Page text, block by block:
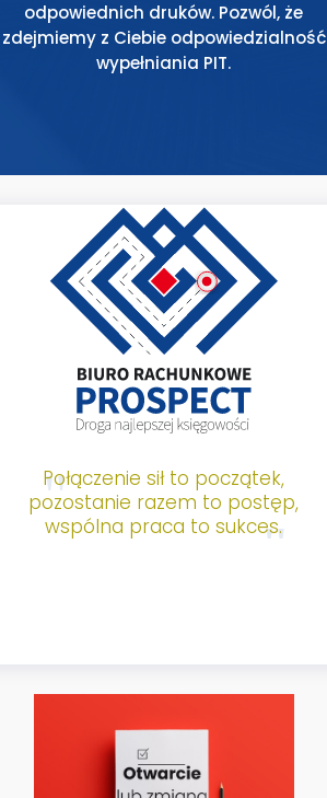
odpowiednich druków. Pozwól, że
zdejmiemy z Ciebie odpowiedzialność
wypełniania PIT.
Połączenie sił to początek,
pozostanie razem to postęp,
wspólna praca to sukces.